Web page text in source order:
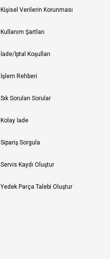
Kişisel Verilerin Korunması
Kullanım Şartları
İade/İptal Koşulları
İşlem Rehberi
Sık Sorulan Sorular
Kolay İade
Sipariş Sorgula
Servis Kaydı Oluştur
Yedek Parça Talebi Oluştur